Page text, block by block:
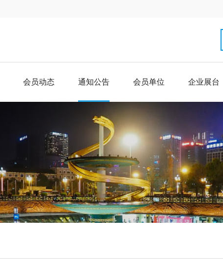
会员动态 通知公告 会员单位 企业展台